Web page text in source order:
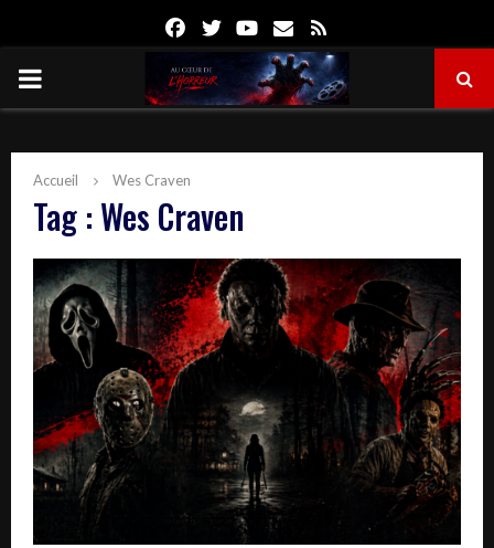
FacebookTwitterYoutube
Email
PRIMARY
Accueil Wes Craven
Tag : Wes Craven